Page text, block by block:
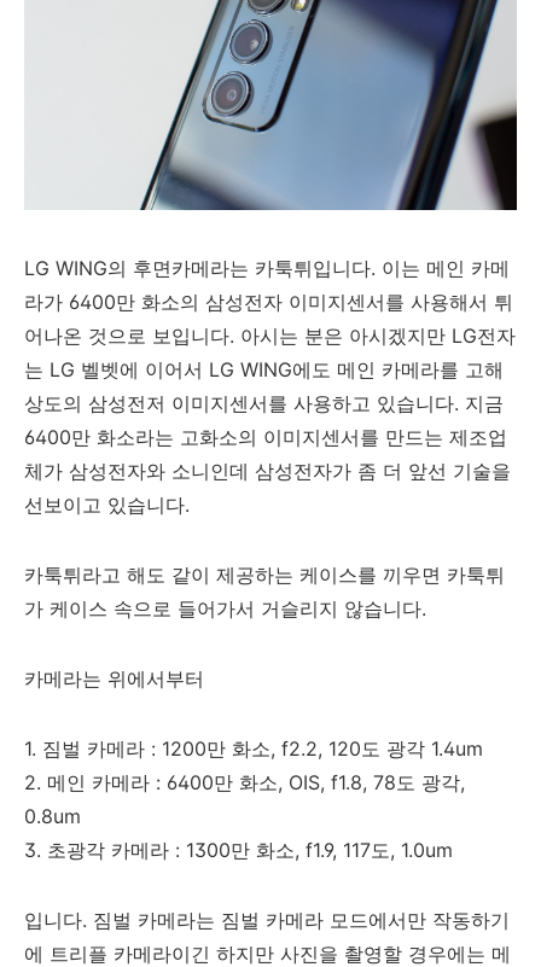
LG WING의 후면카메라는 카툭튀입니다. 이는 메인 카메
라가 6400만 화소의 삼성전자 이미지센서를 사용해서 튀
어나온 것으로 보입니다. 아시는 분은 아시겠지만 LG전자
는 LG 벨벳에 이어서 LG WING에도 메인 카메라를 고해
상도의 삼성전저 이미지센서를 사용하고 있습니다. 지금
6400만 화소라는 고화소의 이미지센서를 만드는 제조업
체가 삼성전자와 소니인데 삼성전자가 좀 더 앞선 기술을
선보이고 있습니다.
카툭튀라고 해도 같이 제공하는 케이스를 끼우면 카툭튀
가 케이스 속으로 들어가서 거슬리지 않습니다.
카메라는 위에서부터
1. 짐벌 카메라 : 1200만 화소, f2.2, 120도 광각 1.4um
2. 메인 카메라 : 6400만 화소, OIS, f1.8, 78도 광각,
0.8um
3. 초광각 카메라 : 1300만 화소, f1.9, 117도, 1.0um
입니다. 짐벌 카메라는 짐벌 카메라 모드에서만 작동하기
에 트리플 카메라이긴 하지만 사진을 촬영할 경우에는 메